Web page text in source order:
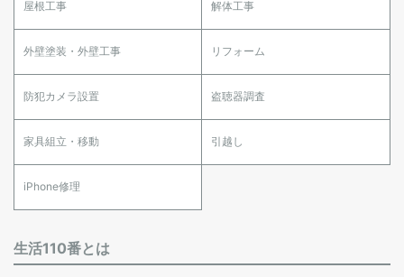
屋根工事 解体工事
外壁塗装・外壁工事 リフォーム
防犯カメラ設置 盗聴器調査
家具組立・移動 引越し
iPhone修理
生活110番とは